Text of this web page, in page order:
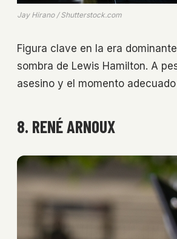
Jay Hirano / Shutterstock.com
Figura clave en la era
sombra de Lewis Hamilton. A
asesino y el momento
8. RENÉ ARNOUX